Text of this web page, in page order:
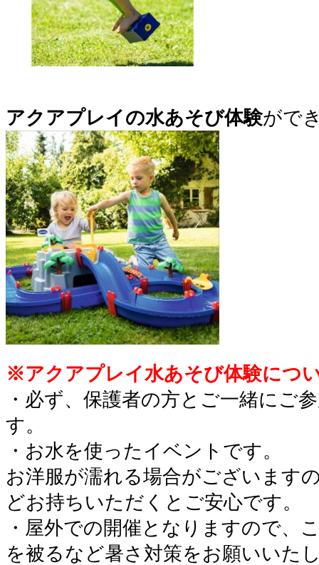
アクアプレイの水あそび体験がで
※アクアプレイ水あそび体験につ
・必ず、保護者の方とご一緒にご
す。
・お水を使ったイベントです。
お洋服が濡れる場合がございます
どお持ちいただくとご安心です。
・屋外での開催となりますので、
を被るなど暑さ対策をお願いいた